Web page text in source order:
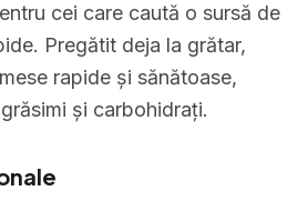
cei care caută o sursă de
Pregătit deja la grătar,
rapide și sănătoase,
și carbohidrați.